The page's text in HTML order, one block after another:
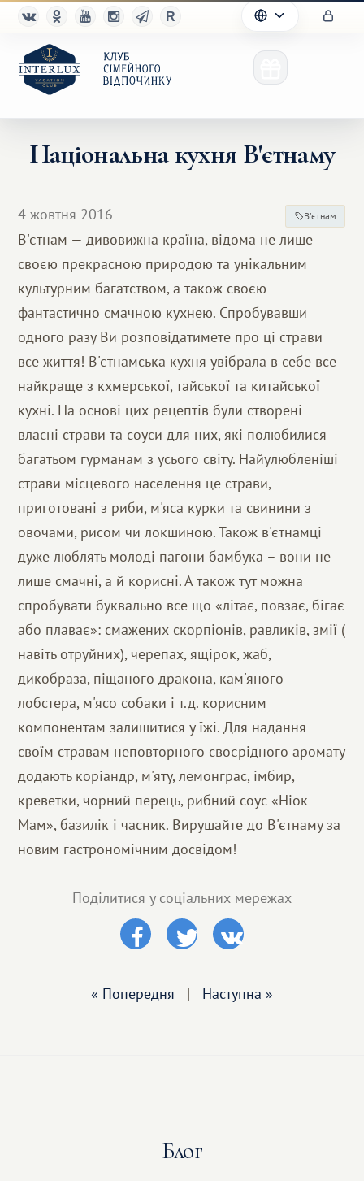
Переваги
Партнерам
Національна кухня В'єтнаму
4 жовтня 2016 В'єтнам
В'єтнам — дивовижна країна, відома не лише
своєю прекрасною природою та унікальним
культурним багатством, а також своєю
фантастично смачною кухнею. Спробувавши
одного разу Ви розповідатимете про ці страви
все життя! В'єтнамська кухня увібрала в себе все
найкраще з кхмерської, тайської та китайської
кухні. На основі цих рецептів були створені
власні страви та соуси для них, які полюбилися
багатьом гурманам з усього світу. Найулюбленіші
страви місцевого населення це страви,
приготовані з риби, м'яса курки та свинини з
овочами, рисом чи локшиною. Також в'єтнамці
дуже люблять молоді пагони бамбука – вони не
лише смачні, а й корисні. А також тут можна
спробувати буквально все що «літає, повзає, бігає
або плаває»: смажених скорпіонів, равликів, змії (
навіть отруйних), черепах, ящірок, жаб,
дикобраза, піщаного дракона, кам'яного
лобстера, м'ясо собаки і т.д. корисним
компонентам залишитися у їжі. Для надання
своїм стравам неповторного своєрідного аромату
додають коріандр, м'яту, лемонграс, імбир,
креветки, чорний перець, рибний соус «Ніок-
Мам», базилік і часник. Вирушайте до В'єтнаму за
новим гастрономічним досвідом!
Поділитися у соціальних мережах
« Попередня | Наступна »
Блог